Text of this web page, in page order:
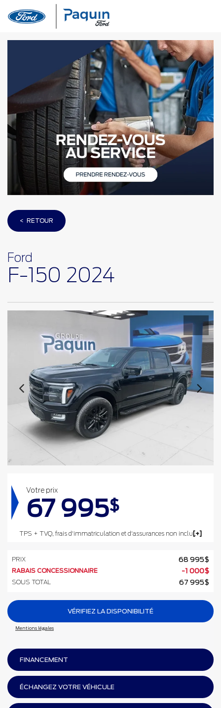
< RETOUR
Ford
F-150 2024
Votre prix
67 995$
TPS + TVQ, frais d'immatriculation et d'assurances non inclus.
PRIX 68 995$
RABAIS CONCESSIONNAIRE -1 000$
SOUS TOTAL 67 995$
VÉRIFIEZ LA DISPONIBILITÉ
Mentions légales
FINANCEMENT
ÉCHANGEZ VOTRE VÉHICULE